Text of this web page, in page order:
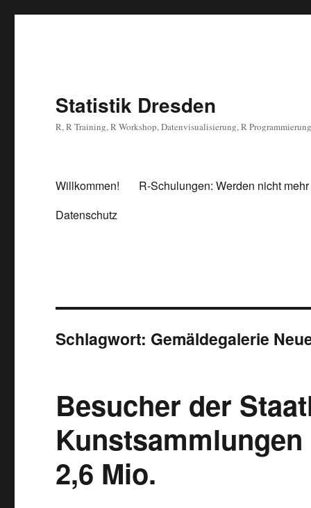
Statistik Dresden
R, R Training, R Workshop, Datenvisualisierung, R Programmierung
Willkommen! R-Schulungen: Werden nicht
Datenschutz
Schlagwort: Gemäldegalerie
Besucher der
2,6 Mio.